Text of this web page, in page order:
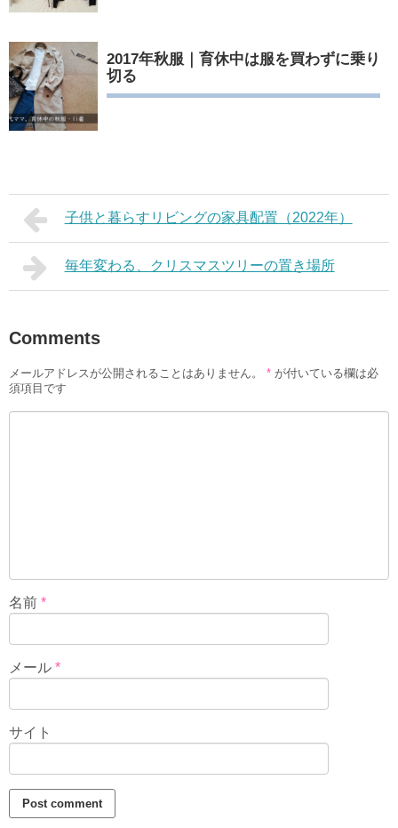
2017年秋服｜育休中は服を買わずに乗り
切る
子供と暮らすリビングの家具配置（2022年）
毎年変わる、クリスマスツリーの置き場所
Comments
メールアドレスが公開されることはありません。 * が付いている欄は必
須項目です
名前 *
メール *
サイト